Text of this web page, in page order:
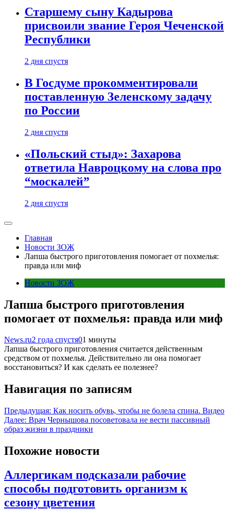
Старшему сыну Кадырова
присвоили звание Героя Чеченской
Республики
2 дня спустя
В Госдуме прокомментировали
поставленную Зеленскому задачу
по России
2 дня спустя
«Польский стыд»: Захарова
ответила Навроцкому на слова про
“москалей”
2 дня спустя
Главная
Новости ЗОЖ
Лапша быстрого приготовления помогает от похмелья:
правда или миф
Новости ЗОЖ
Лапша быстрого приготовления
помогает от похмелья: правда или миф
News.ru2 года спустя01 минуты
Лапша быстрого приготовления считается действенным
средством от похмелья. Действительно ли она помогает
восстановиться? И как сделать ее полезнее?
Навигация по записям
Предыдущая: Как носить обувь, чтобы не болела спина. Видео
Далее: Врач Чернышова посоветовала не вести пассивный
образ жизни в праздники
Похожие новости
Аллергикам подсказали рабочие
способы подготовить организм к
сезону цветения